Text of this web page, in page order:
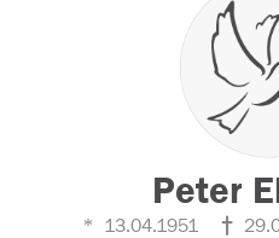
Peter
13.04.1951